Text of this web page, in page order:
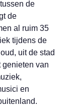
de
de
al ruim 35
tijdens de
uit de stad
genieten van
en